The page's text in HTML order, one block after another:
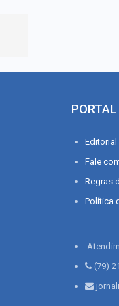
PORTAL
Editorial
Fale
Regras
Política
(79)